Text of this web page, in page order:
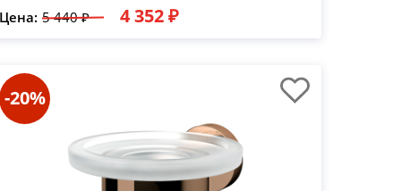
Цена: 5 440 ₽ 4 352 ₽
-20%